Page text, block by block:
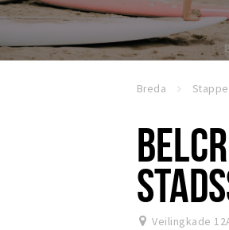
Breda
Veilingkade